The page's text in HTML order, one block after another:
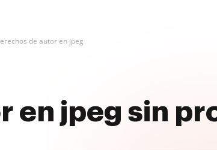
de autor en jpeg
en jpeg sin